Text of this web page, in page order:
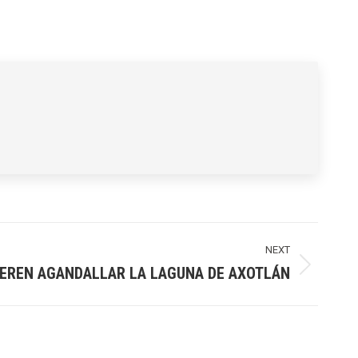
NEXT
AGANDALLAR LA LAGUNA DE AXOTLÁN